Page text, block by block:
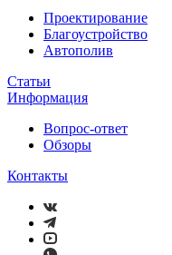
Проектирование
Благоустройство
Автополив
Статьи
Информация
Вопрос-ответ
Обзоры
Контакты